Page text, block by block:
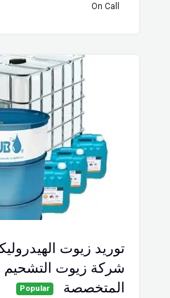
On Call
توريد زيوت
شركة زيوت التشحيم
المتخصصة
Popular